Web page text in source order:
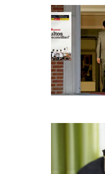
Use precise geolocation
Identify devices based
Advertising